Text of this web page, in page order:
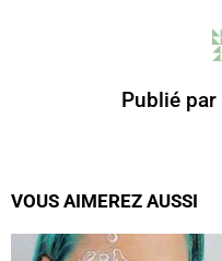
Publié par
VOUS AIMEREZ AUSSI